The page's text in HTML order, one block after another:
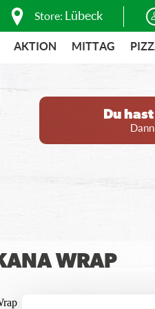
Store: Lübeck
AKTION MITTAG
Du
WRAP